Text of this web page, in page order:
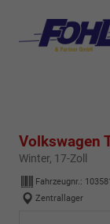
Volkswagen
Winter, 17-Zoll
Fahrzeugnr.:
Zentrallager